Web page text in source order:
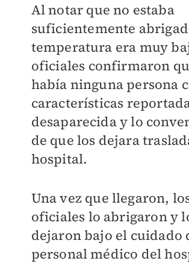
Al notar que no estaba
suficientemente
temperatura era muy
oficiales confirmaron
había ninguna persona
características
desaparecida y lo
de que los dejara
hospital.
Una vez que llegaron,
oficiales lo abrigaron y
dejaron bajo el cuidado
personal médico del